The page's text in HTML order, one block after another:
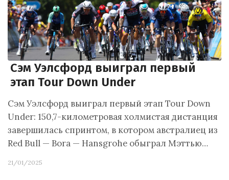
Сэм Уэлсфорд выиграл первый
этап Tour Down Under
Сэм Уэлсфорд выиграл первый этап Tour Down
Under: 150,7-километровая холмистая дистанция
завершилась спринтом, в котором австралиец из
Red Bull — Bora — Hansgrohe обыграл Мэттью…
21/01/2025